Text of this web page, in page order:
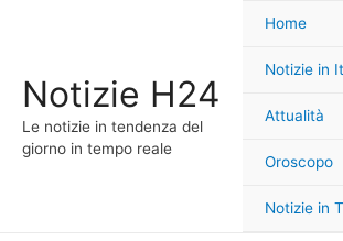
Notizie H24
Le notizie in tendenza del
giorno in tempo reale
Home
Notizie in
Attualità
Oroscopo
Notizie in